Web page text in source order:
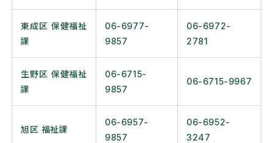
東成区 保健福祉
課
06-6977-
9857
06-6972-
2781
生野区 保健福祉
課
06-6715-
9857
06-6715-9967
旭区 福祉課
06-6957-
9857
06-6952-
3247